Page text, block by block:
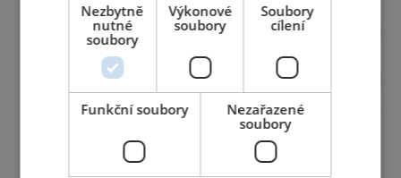
Nezbytně
nutné
soubory
Výkonové
soubory
Soubory
cílení
Funkční soubory
Nezařazené
soubory